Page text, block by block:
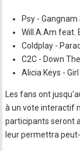
Psy - Gangnam
Will.A.Am feat.
Coldplay -
C2C - Down
Alicia Keys -
Les fans ont
à un vote interactif
participants seront
leur permettra